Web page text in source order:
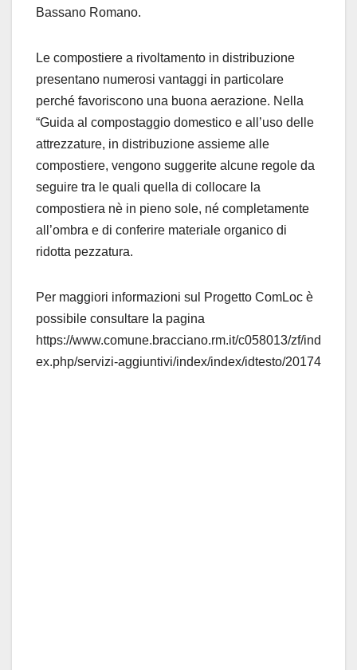
Bassano Romano.
Le compostiere a rivoltamento in distribuzione
presentano numerosi vantaggi in particolare
perché favoriscono una buona aerazione. Nella
“Guida al compostaggio domestico e all’uso delle
attrezzature, in distribuzione assieme alle
compostiere, vengono suggerite alcune regole da
seguire tra le quali quella di collocare la
compostiera nè in pieno sole, né completamente
all’ombra e di conferire materiale organico di
ridotta pezzatura.
Per maggiori informazioni sul Progetto ComLoc è
possibile consultare la pagina
https://www.comune.bracciano.rm.it/c058013/zf/ind
ex.php/servizi-aggiuntivi/index/index/idtesto/20174